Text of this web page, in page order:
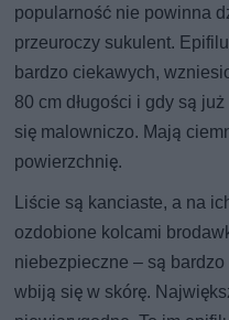
popularność nie powinna
przeuroczy sukulent.
bardzo ciekawych,
80 cm długości i gdy są
się malowniczo. Mają
powierzchnię.
Liście są kanciaste, a na
ozdobione kolcami
niebezpieczne – są
wbiją się w skórę.